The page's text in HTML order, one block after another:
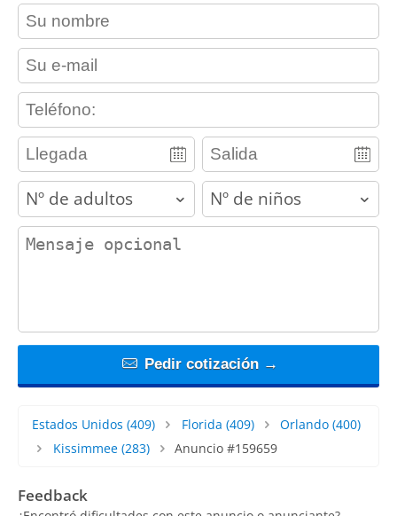
contact_name
contact_email
contact_phone
adults children
contact_message
Pedir cotización →
Estados Unidos (409) Florida (409) Orlando (400)
Kissimmee(283) Anuncio #159659
Feedback